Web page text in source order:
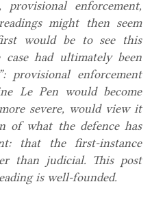
enforcement,
might then seem
would be to see this
had ultimately been
provisional enforcement
Le Pen would become
severe, would view it
of what the defence has
that the first-instance
than judicial. This post
is well-founded.